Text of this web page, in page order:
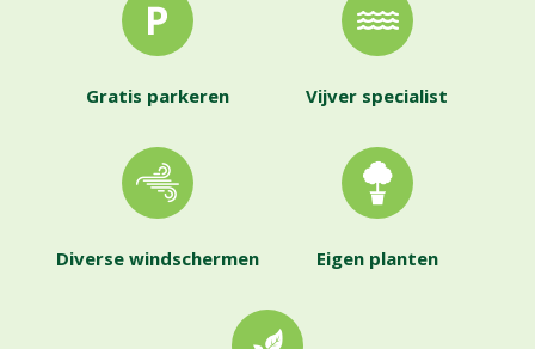
Gratis parkeren Vijver specialist
Diverse windschermen Eigen planten